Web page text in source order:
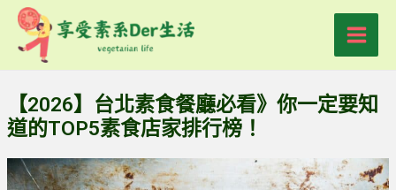
容
Main
【2026】台北素食餐廳必看》你一定要知
道的TOP5素食店家排行榜！